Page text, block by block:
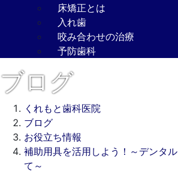
床矯正とは
入れ歯
咬み合わせの治療
予防歯科
ブログ
くれもと歯科医院
ブログ
お役立ち情報
補助用具を活用しよう！～デンタ
て～